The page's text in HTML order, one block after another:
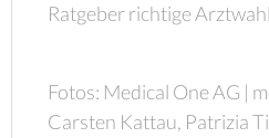
Ratgeber richtige Arztwahl
Fotos: Medical One AG |
Carsten Kattau, Patrizia